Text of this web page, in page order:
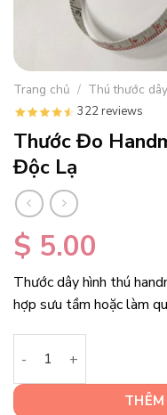
Trang chủ / Thú thước dây
322 reviews
Thước Đo
Độc Lạ
$ 5.00
Thước dây hình thú
hợp sưu tầm hoặc làm